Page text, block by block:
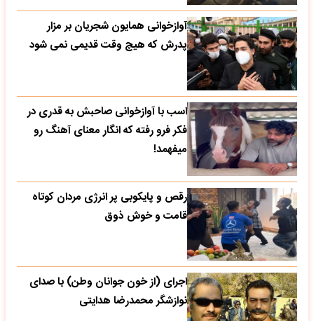
آوازخوانی همایون شجریان بر مزار
پدرش که هیچ وقت قدیمی نمی شود
اسب با آوازخوانی صاحبش به قدری در
فکر فرو رفته که انگار معنای آهنگ رو
میفهمد!
رقص و پایکوبی پر انرژی مردان کوتاه
قامت و خوش ذوق
اجرای (از خون جوانان وطن) با صدای
نوازشگر محمدرضا هدایتی